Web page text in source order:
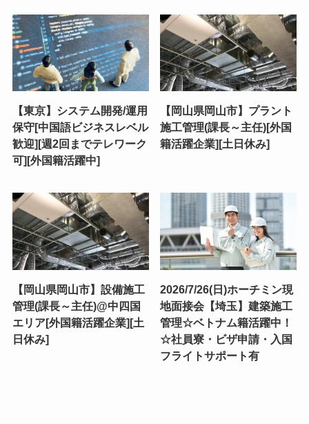
【東京】システム開発/運用
保守[中国語ビジネスレベル
歓迎][週2回までテレワーク
可][外国籍活躍中]
【岡山県岡山市】プラント
施工管理(課長～主任)[外国
籍活躍企業][土日休み]
【岡山県岡山市】設備施工
管理(課長～主任)@中四国
エリア[外国籍活躍企業][土
日休み]
2026/7/26(日)ホーチミン現
地面接会【埼玉】建築施工
管理☆ベトナム籍活躍中！
☆社員寮・ビザ申請・入国
フライトサポート有